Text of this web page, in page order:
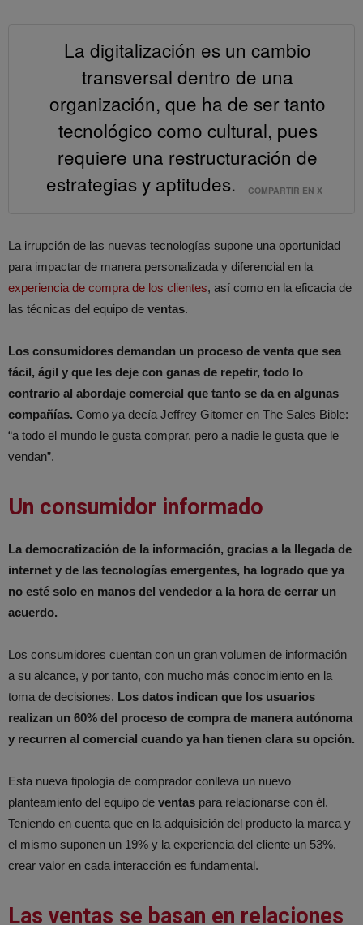
La digitalización es un cambio
transversal dentro de una
organización, que ha de ser tanto
tecnológico como cultural, pues
requiere una restructuración de
estrategias y aptitudes.
COMPARTIR EN X
La irrupción de las nuevas tecnologías supone una oportunidad
para impactar de manera personalizada y diferencial en la
experiencia de compra de los clientes, así como en la eficacia de
las técnicas del equipo de ventas.
Los consumidores demandan un proceso de venta que sea
fácil, ágil y que les deje con ganas de repetir, todo lo
contrario al abordaje comercial que tanto se da en algunas
compañías. Como ya decía Jeffrey Gitomer en The Sales Bible:
“a todo el mundo le gusta comprar, pero a nadie le gusta que le
vendan”.
Un consumidor informado
La democratización de la información, gracias a la llegada de
internet y de las tecnologías emergentes, ha logrado que ya
no esté solo en manos del vendedor a la hora de cerrar un
acuerdo.
Los consumidores cuentan con un gran volumen de información
a su alcance, y por tanto, con mucho más conocimiento en la
toma de decisiones. Los datos indican que los usuarios
realizan un 60% del proceso de compra de manera autónoma
y recurren al comercial cuando ya han tienen clara su opción.
Esta nueva tipología de comprador conlleva un nuevo
planteamiento del equipo de ventas para relacionarse con él.
Teniendo en cuenta que en la adquisición del producto la marca y
el mismo suponen un 19% y la experiencia del cliente un 53%,
crear valor en cada interacción es fundamental.
Las ventas se basan en relaciones